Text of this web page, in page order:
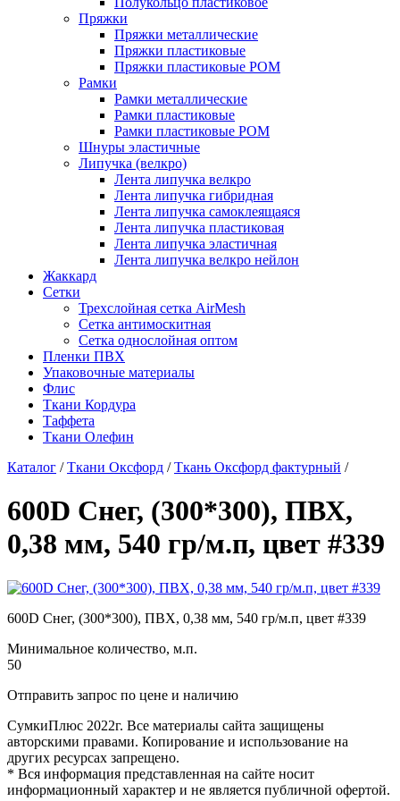
Пряжки
Пряжки металлические
Пряжки пластиковые
Пряжки пластиковые POM
Рамки
Рамки металлические
Рамки пластиковые
Рамки пластиковые POM
Шнуры эластичные
Липучка (велкро)
Лента липучка велкро
Лента липучка гибридная
Лента липучка самоклеящаяся
Лента липучка пластиковая
Лента липучка эластичная
Лента липучка велкро нейлон
Жаккард
Сетки
Трехслойная сетка AirMesh
Сетка антимоскитная
Сетка однослойная оптом
Пленки ПВХ
Упаковочные материалы
Флис
Ткани Кордура
Таффета
Ткани Олефин
Каталог /Ткани Оксфорд /Ткань Оксфорд фактурный /
600D Снег, (300*300), ПВХ,
0,38 мм, 540 гр/м.п, цвет #339
600D Снег, (300*300), ПВХ, 0,38 мм, 540 гр/м.п, цвет #339
Минимальное количество, м.п.
50
Отправить запрос по цене и наличию
СумкиПлюс 2022г. Все материалы сайта защищены
авторскими правами. Копирование и использование на
других ресурсах запрещено.
* Вся информация представленная на сайте носит
информационный характер и не является публичной офертой.